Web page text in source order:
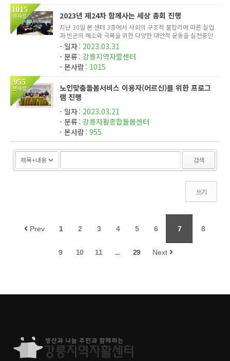
1015
본사람 2023년 제24차 함께사는 세상 총회 진행
지난 30일 본 센터 3층에서 사회의 구조적 불합리에 따른 실업
과 빈곤의 해소와 극복을 위한 다양한 대안적 운동을 실천중인
사단법인 '함께사는 세상'의 총회가 진행되었다. 총회는 법인
산하 센터들의 예결산등을 승인하고, 합리적인 운영을 위한 추
가임원의...
일자 2023.03.31
분류 강릉지역자할센터
본사람 1015
955
본사람
노인맞춤돌봄서비스 이용자(어르신)를 위한 프로그
램 진행
일자 2023.03.21
분류 강릉자활종합돌봄센터
본사람 955
검색
쓰기
Prev 1 2 3 4 5 6 7 8
9 10 11 ... 29 Next